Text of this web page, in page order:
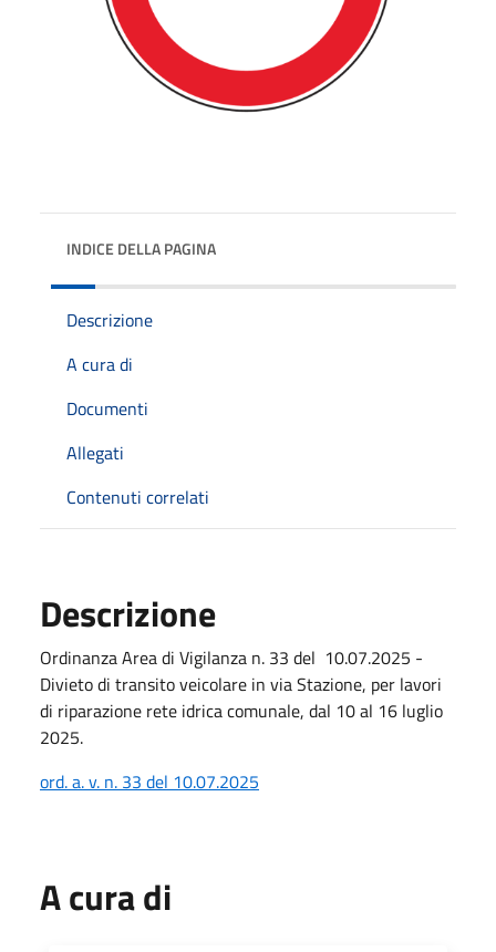
INDICE DELLA PAGINA
Descrizione
A cura di
Documenti
Allegati
Contenuti correlati
Descrizione
Ordinanza Area di Vigilanza n. 33 del 10.07.2025 -
Divieto di transito veicolare in via Stazione, per lavori
di riparazione rete idrica comunale, dal 10 al 16 luglio
2025.
ord. a. v. n. 33 del 10.07.2025
A cura di